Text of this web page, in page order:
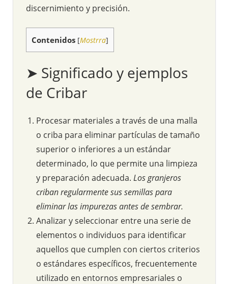
discernimiento y precisión.
Contenidos [Mostrra]
➤ Significado y ejemplos
de Cribar
Procesar materiales a través de una malla
o criba para eliminar partículas de tamaño
superior o inferiores a un estándar
determinado, lo que permite una limpieza
y preparación adecuada. Los granjeros
criban regularmente sus semillas para
eliminar las impurezas antes de sembrar.
Analizar y seleccionar entre una serie de
elementos o individuos para identificar
aquellos que cumplen con ciertos criterios
o estándares específicos, frecuentemente
utilizado en entornos empresariales o